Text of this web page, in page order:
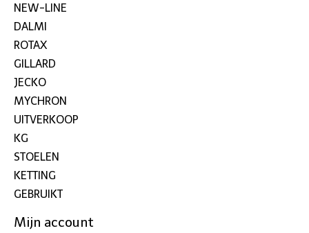
NEW-LINE
DALMI
ROTAX
GILLARD
JECKO
MYCHRON
UITVERKOOP
KG
STOELEN
KETTING
GEBRUIKT
Mijn account